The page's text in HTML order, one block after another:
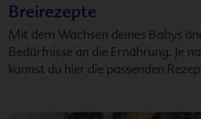
Breirezepte
Mit dem Wachsen deines Babys
Bedürfnisse an die Ernährung. Je
kannst du hier die passenden